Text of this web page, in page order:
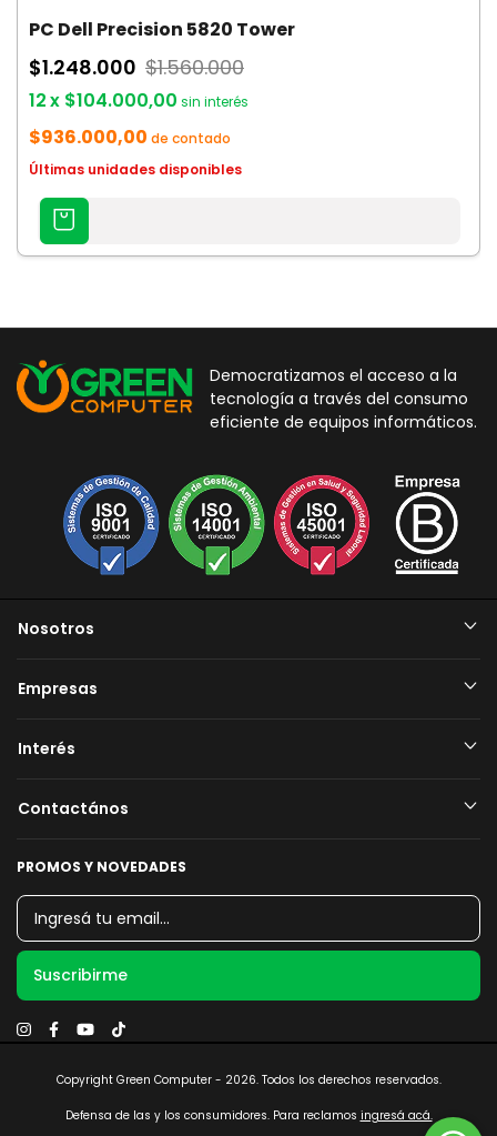
PC Dell Precision 5820 Tower
$1.248.000 $1.560.000
12x $104.000,00 sin interés
$936.000,00 de contado
Últimas unidades disponibles
AGREGAR
CARRITO
Democratizamos el acceso a la
tecnología a través del consumo
eficiente de equipos informáticos.
Nosotros
Empresas
Interés
Contactános
PROMOS Y NOVEDADES
Copyright Green Computer - 2026. Todos los derechos reservados.
Defensa de las y los consumidores. Para reclamos ingresá acá.